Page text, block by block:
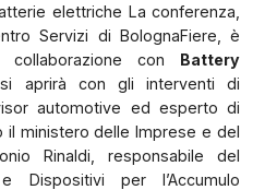
elettriche La conferenza,
Servizi di BolognaFiere, è
con Battery
aprirà con gli interventi di
automotive ed esperto di
ministero delle Imprese e del
Rinaldi, responsabile del
Dispositivi per l’Accumulo